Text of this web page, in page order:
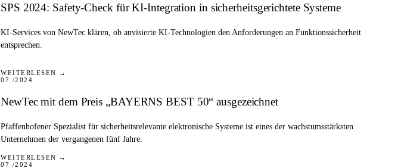
SPS 2024: Safety-Check für KI-Integration in sicherheitsgerichtete Systeme
KI-Services von NewTec klären, ob anvisierte KI-Technologien den Anforderungen an Funktionssicherheit
entsprechen.
WEITERLESEN →
07 /2024
NewTec mit dem Preis „BAYERNS BEST 50“ ausgezeichnet
Pfaffenhofener Spezialist für sicherheitsrelevante elektronische Systeme ist eines der wachstumsstärksten
Unternehmen der vergangenen fünf Jahre.
WEITERLESEN →
07 /2024